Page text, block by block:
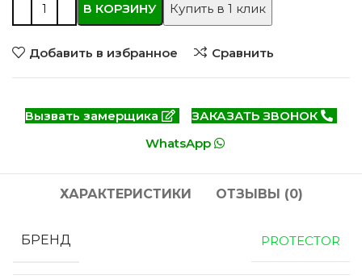
В КОРЗИНУ Купить в 1 клик
Добавить в избранное Сравнить
Вызвать замерщика
ЗАКАЗАТЬ ЗВОНОК
WhatsApp
ХАРАКТЕРИСТИКИ ОТЗЫВЫ (0)
БРЕНД PROTECTOR